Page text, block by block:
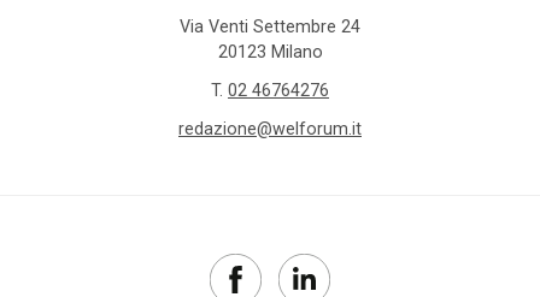
Via Venti Settembre 24
20123 Milano
T. 02 46764276
redazione@welforum.it